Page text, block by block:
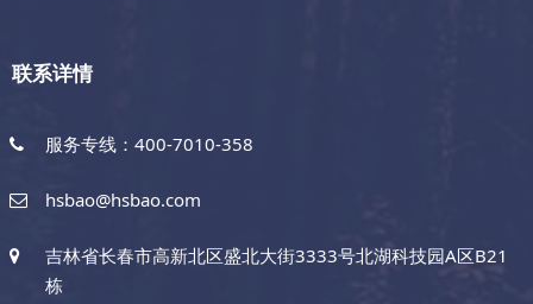
联系详情
服务专线：400-7010-358
hsbao@hsbao.com
吉林省长春市高新北区盛北大街3333号北湖科技园A区B21
栋